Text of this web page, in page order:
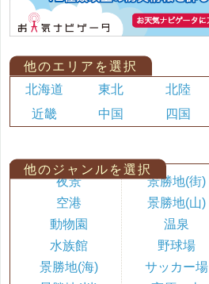
他のエリアを選択
北海道
東北 北陸
近畿
中国 四国
他のジャンルを選択
夜景
空港
動物園
水族館
景勝地(海)
景勝地(街)
景勝地(山)
温泉
野球場
サッカー場